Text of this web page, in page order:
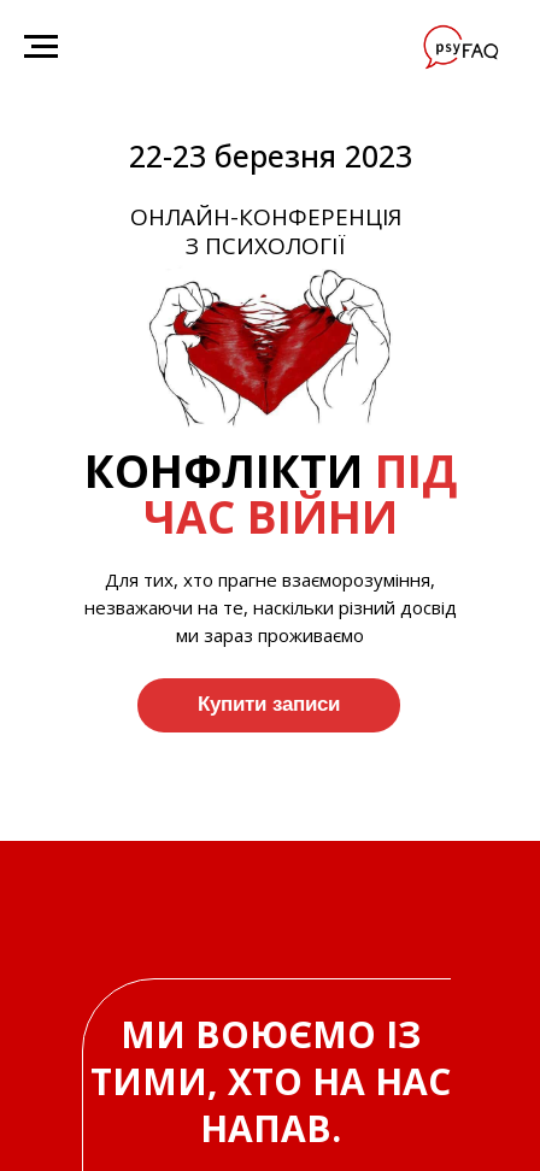
22-23 березня 2023
КОНФЛІКТИ ПІД
ЧАС ВІЙНИ
Купити записи
ОНЛАЙН-КОНФЕРЕНЦІЯ
З ПСИХОЛОГІЇ
Для тих, хто прагне взаєморозуміння,
незважаючи на те, наскільки різний досвід
ми зараз проживаємо
МИ ВОЮЄМО ІЗ
ТИМИ, ХТО НА НАС
НАПАВ.